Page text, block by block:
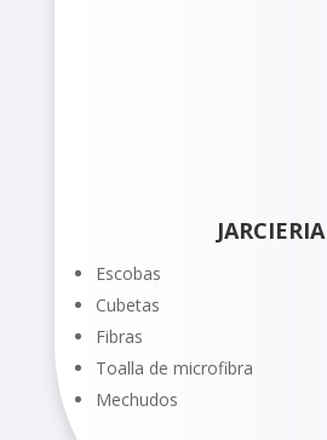
JARCIERIA
Escobas
Cubetas
Fibras
Toalla de microfibra
Mechudos